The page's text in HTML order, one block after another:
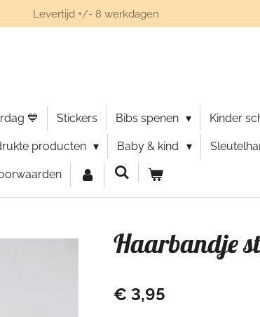
Levertijd +/- 8 werkdagen
💙 Stickers Bibs spenen Kinder
producten Baby & kind
Haarbandje
€ 3,95